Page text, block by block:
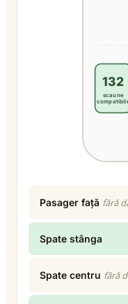
132
scaune
Pasager față fără
Spate stânga
Spate centru fără